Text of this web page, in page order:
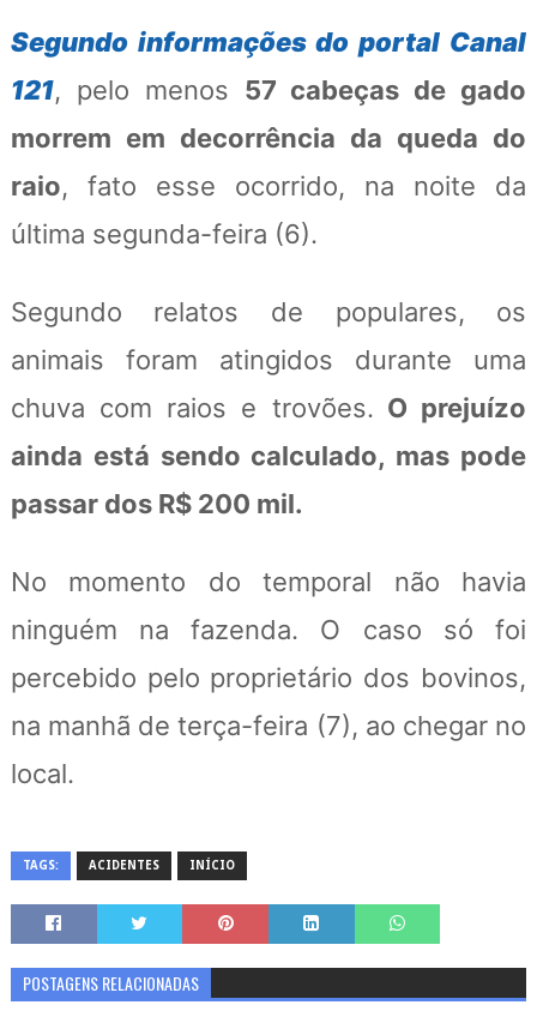
Segundo informações do portal Canal
121, pelo menos 57 cabeças de gado
morrem em decorrência da queda do
raio, fato esse ocorrido, na noite da
última segunda-feira (6).
Segundo relatos de populares, os
animais foram atingidos durante uma
chuva com raios e trovões. O prejuízo
ainda está sendo calculado, mas pode
passar dos R$ 200 mil.
No momento do temporal não havia
ninguém na fazenda. O caso só foi
percebido pelo proprietário dos bovinos,
na manhã de terça-feira (7), ao chegar no
local.
TAGS: ACIDENTES INÍCIO
POSTAGENS RELACIONADAS